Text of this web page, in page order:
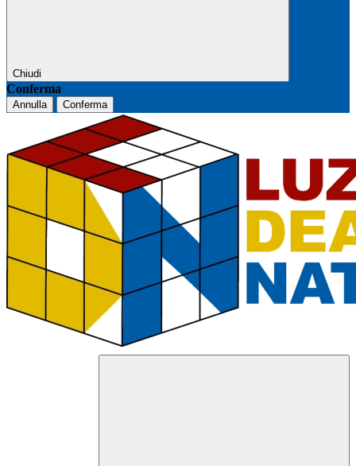
Chiudi
Conferma
Annulla Conferma